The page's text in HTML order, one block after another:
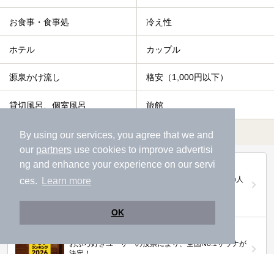
By using our services, you agree that we and
our partners use cookies to improve advertisi
ng and enhance your experience on our servi
ces.
Learn more
OK
お食事・食事処 冷え性
ホテル カップル
源泉かけ流し 格安（1,000円以下）
貸切風呂、個室風呂 旅館
すべて表示する
第20回ニフティ温泉年間ランキング2025
全国約2.2万件の中から頂点に選ばれた、2025年の人
おふろ好きユーザーの投票により、全国No.1サウナが